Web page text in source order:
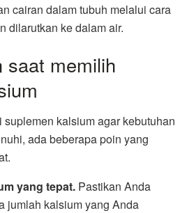
cairan dalam tubuh melalui cara
dilarutkan ke dalam air.
saat memilih
kalsium agar kebutuhan
ada beberapa poin yang
yang tepat. Pastikan Anda
jumlah kalsium yang Anda